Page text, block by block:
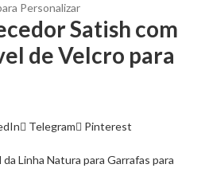
Personalizar
Satish com
de Velcro para
Telegram
Pinterest